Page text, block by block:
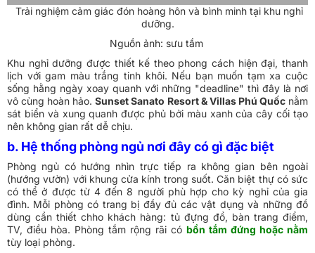
Trải nghiệm cảm giác đón hoàng hôn và bình minh tại khu nghỉ
dưỡng.
Nguồn ảnh: sưu tầm
Khu nghỉ dưỡng được thiết kế theo phong cách hiện đại, thanh
lịch với gam màu trắng tinh khôi. Nếu bạn muốn tạm xa cuộc
sống hằng ngày xoay quanh với những "deadline" thì đây là nơi
vô cùng hoàn hảo.Sunset Sanato Resort & Villas Phú Quốcnằm
sát biển và xung quanh được phủ bởi màu xanh của cây cối tạo
nên không gian rất dễ chịu.
b. Hệ thống phòng ngủ nơi đây có gì đặc biệt
Phòng ngủ có hướng nhìn trực tiếp ra không gian bên ngoài
(hướng vườn) với khung cửa kính trong suốt. Căn biệt thự có sức
có thể ở được từ 4 đến 8 người phù hợp cho kỳ nghỉ của gia
đình. Mỗi phòng có trang bị đầy đủ các vật dụng và những đồ
dùng cần thiết chho khách hàng: tủ đựng đồ, bàn trang điểm,
TV, điều hòa. Phòng tắm rộng rãi có bồn tắm đứng hoặc nằm
tùy loại phòng.